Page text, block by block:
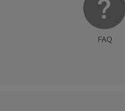
FAQ